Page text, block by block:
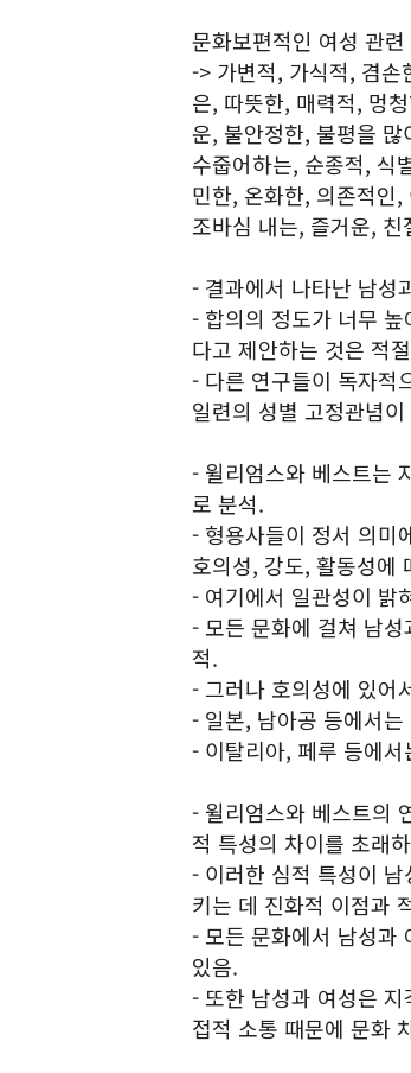
문화보편적인 여성 관
-> 가변적, 가식적, 겸
은, 따뜻한, 매력적, 멍
운, 불안정한, 불평을
수줍어하는, 순종적, 식
민한, 온화한, 의존적인
조바심 내는, 즐거운,
- 결과에서 나타난 남성
- 합의의 정도가 너무
다고 제안하는 것은 적
- 다른 연구들이 독자적
일련의 성별 고정관념
- 윌리엄스와 베스트는
로 분석.
- 형용사들이 정서 의미
호의성, 강도, 활동성에
- 여기에서 일관성이 밝
- 모든 문화에 걸쳐 남
적.
- 그러나 호의성에 있어
- 일본, 남아공 등에서
- 이탈리아, 페루 등에
- 윌리엄스와 베스트의
적 특성의 차이를 초래
- 이러한 심적 특성이
키는 데 진화적 이점과
- 모든 문화에서 남성과
있음.
- 또한 남성과 여성은
접적 소통 때문에 문화